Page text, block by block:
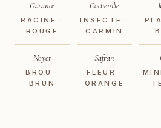
Garance
RACINE ·
ROUGE
Cochenille
INSECTE ·
CARMIN
Noyer
BROU ·
BRUN
Safran
FLEUR ·
ORANGE